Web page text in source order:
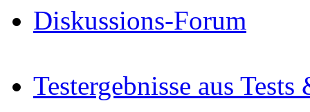
Diskussions-Forum
Testergebnisse aus